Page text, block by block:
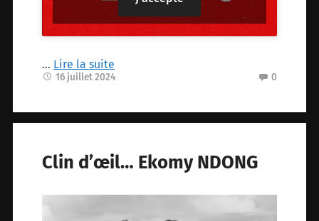
… Lire la suite
16 juillet 2024 0
Clin d’œil… Ekomy NDONG